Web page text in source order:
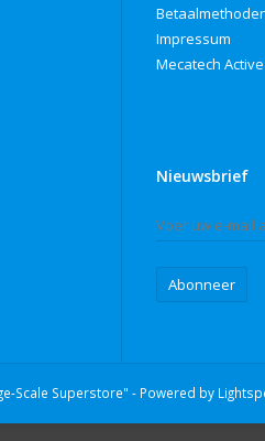
Impressum
Mecatech
Nieuwsbrief
Abonneer
Scale Superstore" - Powered by